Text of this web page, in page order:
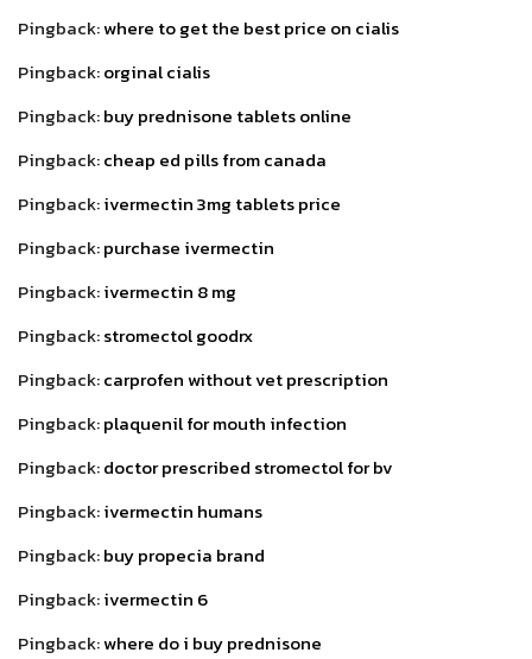
Pingback:where to get the best price on cialis
Pingback:orginal cialis
Pingback:buy prednisone tablets online
Pingback:cheap ed pills from canada
Pingback:ivermectin 3mg tablets price
Pingback:purchase ivermectin
Pingback:ivermectin 8 mg
Pingback:stromectol goodrx
Pingback:carprofen without vet prescription
Pingback:plaquenil for mouth infection
Pingback:doctor prescribed stromectol for bv
Pingback:ivermectin humans
Pingback:buy propecia brand
Pingback:ivermectin 6
Pingback:where do i buy prednisone